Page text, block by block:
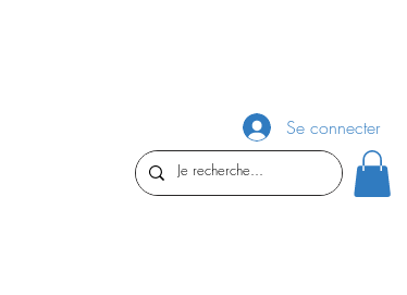
Se connecter